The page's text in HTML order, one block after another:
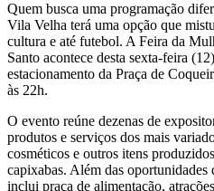
Quem busca uma programação
Vila Velha terá uma opção que
cultura e até futebol. A Feira da
Santo acontece desta sexta-feira
estacionamento da Praça de
às 22h.
O evento reúne dezenas de
produtos e serviços dos mais
cosméticos e outros itens
capixabas. Além das oportunidades
inclui praça de alimentação,